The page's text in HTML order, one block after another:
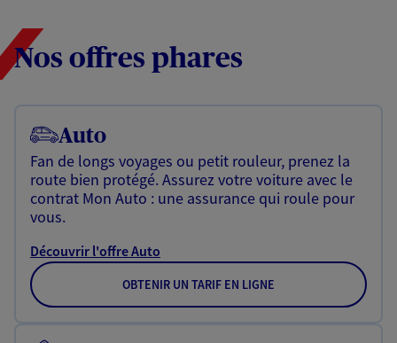
Nos offres phares
Auto
Fan de longs voyages ou petit rouleur, prenez la
route bien protégé. Assurez votre voiture avec le
contrat Mon Auto : une assurance qui roule pour
vous.
Découvrir l'offre Auto
OBTENIR UN TARIF EN LIGNE